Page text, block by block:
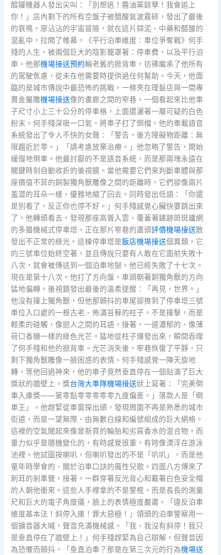
醋罐機器人發出尖叫：「別想逃！醬油黨餘孽！我會追上
你！」店內剩下的所有空盤子被醋酸氣波震碎，發出了最後
的哀鳴。廖沾沾的宇宙冒險，就在這片蒜泥、中藥和醋酸的
混亂中，拉開了帷幕。《平行泊車維度：車位爭奪戰》何手
殘的人生，被兩個巨大的陰影籠罩著：停車費，以及平行泊
車。他那機場接送預約輛老舊的掀背車，彷彿繼承了他所有
的駕駛焦慮，從未在他需要時提供過任何幫助。今天，他面
臨的是城市傳說中最恐怖的挑戰，一條夾在理髮店與一間專
賣金屬雕機場接送像的畫廊之間的窄巷。一個看起來比他車
子尺寸小上三十公分的停車格，上面還灑著一層可疑的白色
粉末。何手殘深吸一口氣。將車子打了倒檔。他的車載語音
系統發出了令人不快的女聲：「警告，後方障礙物距離：無
限趨近於零。」「請考慮放棄治療。」他忽略了警告，開始
緩慢地倒車。他最討厭的不是語音系統，而是那兩塊永遠在
關鍵時刻自動收折的後視鏡。當他需要它們來判斷車體與那
座價值不菲的銅製獨角獸雕像之間的距離時，它們卻像兩片
羞澀的耳朵一樣，優雅地縮了回去。同時發出低語：「你還
是別看了，反正你也停不好。」何手殘感覺心臟快要跳出來
了。他轉頭看去，發現那座高聳入雲、覆蓋著鏽跡斑斑鐵網
的多層機械式停車塔，正在那片窄巷的盡頭評價機場接送散
發出不正常的綠光。這棟停車塔是飯店機場接送個異類，它
的三號車位始終空著，並且傳說只要有人敢在它面前失敗十
八次，就會被傳送到一個泊車地獄。他已經失敗了十七次。
現在是第十八次。他打了方向盤，車頭朝著銅獨角獸的方向
猛地偏轉。後視鏡發出最後的溫柔提醒：「再見，世界。」
他沒有撞上獨角獸，但他那顫抖的車尾卻擦到了停車塔三號
車位入口處的一根古老、佈滿苔蘚的柱子。不是撞擊，而是
輕柔的碰觸，像戀人之間的耳語。接著，一道濃郁的、像薄
荷口香糖一樣的綠色光芒。猛地從柱子爆發出來，瞬間吞噬
了何手殘和他的掀背車。光芒消失後，窄巷恢復了平靜，只
剩下獨角獸雕像一臉困惑的表情。何手殘感覺一陣天旋地
轉，等他回過神來，他的車子竟然垂直停在一個貼滿了巨大
獎狀的牆壁上。獎台灣大車隊機場接送狀上寫著：「完美倒
車入庫獎——第零點零零零零零九度偏差。」落款人是「倒
車王」。他趕緊從車窗探出頭，發現周圍不再是熟悉的城市
街道，而是一望無際、由無數白線和編號組成的巨大網格。
這裡的空氣聞起來像是新買的輪胎和劣質香水的混合物，而
重力似乎是隨機變化的，有時感覺很重，有時像漂浮在游泳
池裡。他試圖按喇叭，但喇叭發出的不是「叭叭」，而是他
童年時學會的、關於泊車口訣的魔性兒歌。四面八方傳來了
刺耳的剎車聲，接著，一群穿著反光背心和戴著白色安全帽
的人朝他衝來。這些人手裡拿的不是警棍，而是長長的測量
尺和巨大的電子角度儀，臉上的表情極度嚴肅。「違反泊車
維度基本法！斜停入庫！罪大惡極！」領頭的泊車警察用一
個擴音器大喊，聲音充滿機械感。「我、我沒有斜停！我只
是垂直停在了牆壁上！」何手殘趕緊為自己辯解，但聲音因
為恐懼而顫抖。「垂直泊車？那是在第三次元的行為機場送